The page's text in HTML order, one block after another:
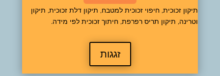
תיקון זכוכית, חיפוי זכוכית למטבח, תיקון דלת זכוכית, תיקון
וטרינה, תיקון תריס רפרפת, חיתוך זכוכית לפי מידה.
זגגות